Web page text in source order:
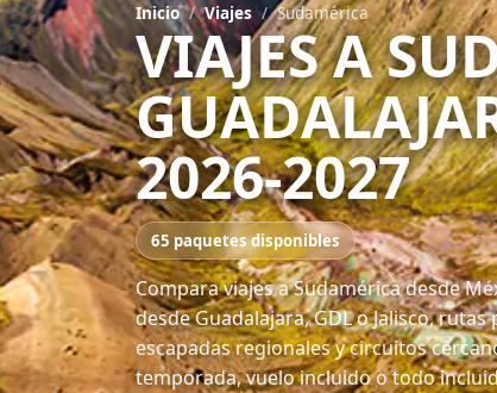
Inicio Viajes Sudamérica
VIAJES A
2026-2027
65 paquetes disponibles
Compara viajes a Sudamérica desde
desde Guadalajara, GDL o Jalisco,
escapadas regionales y circuitos
temporada, vuelo incluido o todo